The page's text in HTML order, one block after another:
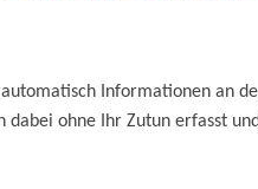
Informationen an
ohne Ihr Zutun erfasst